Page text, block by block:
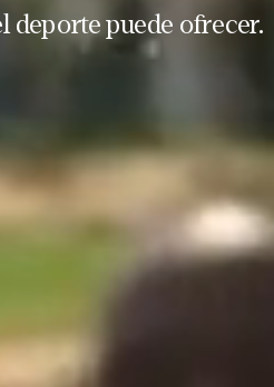
deporte puede ofrecer.